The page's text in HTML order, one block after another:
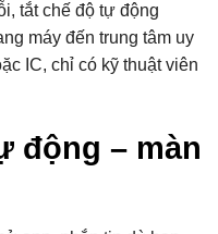
tắt chế độ tự động
máy đến trung tâm uy
IC, chỉ có kỹ thuật viên
động – màn